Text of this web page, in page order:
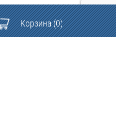
Корзина(0)